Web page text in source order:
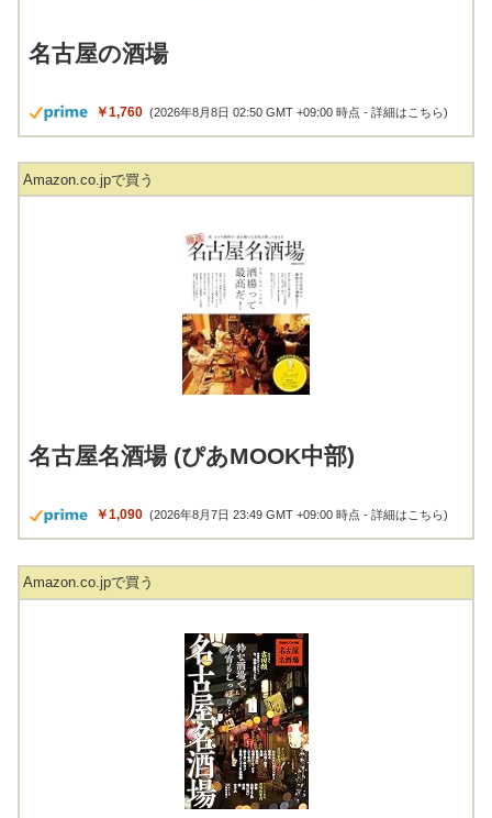
名古屋の酒場
￥1,760 (2026年8月8日 02:50 GMT +09:00 時点 -詳細はこちら)
Amazon.co.jpで買う
名古屋名酒場 (ぴあMOOK中部)
￥1,090 (2026年8月7日 23:49 GMT +09:00 時点 -詳細はこちら)
Amazon.co.jpで買う